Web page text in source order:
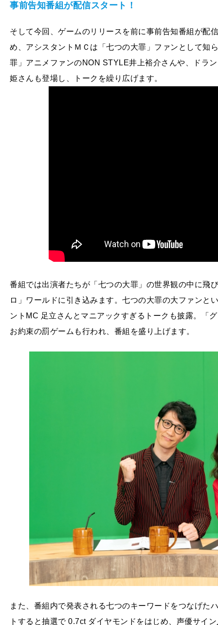
事前告知番組が配信スタート！
そして今回、ゲームのリリースを前に事前告知番組が配
め、アシスタントＭＣは「七つの大罪」ファンとして知
罪」アニメファンのNON STYLE井上裕介さんや、ドラ
姫さんも登場し、トークを繰り広げます。
番組では出演者たちが「七つの大罪」の世界観の中に飛
ロ」ワールドに引き込みます。七つの大罪の大ファンと
ントMC 足立さんとマニアックすぎるトークも披露。「
お約束の罰ゲームも行われ、番組を盛り上げます。
また、番組内で発表される七つのキーワードをつなげた
トすると抽選で 0.7ct ダイヤモンドをはじめ、声優サイ